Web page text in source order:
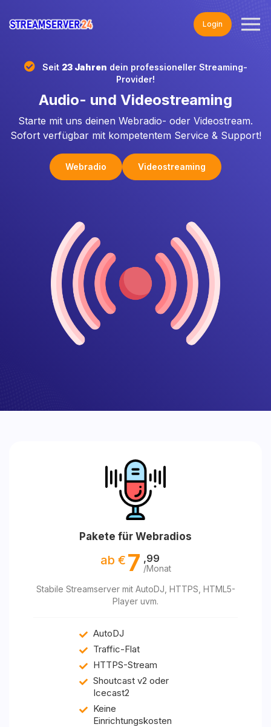
Login
Seit 23 Jahren dein professioneller Streaming-
Provider!
Audio- und Videostreaming
Starte mit uns deinen Webradio- oder Videostream.
Sofort verfügbar mit kompetentem Service & Support!
Webradio Videostreaming
Pakete für Webradios
ab € 7 ,99
/Monat
Stabile Streamserver mit AutoDJ, HTTPS, HTML5-
Player uvm.
AutoDJ
Traffic-Flat
HTTPS-Stream
Shoutcast v2 oder
Icecast2
Keine
Einrichtungskosten